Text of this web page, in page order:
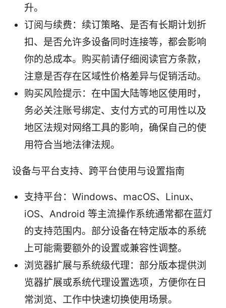
升。
订阅与续费：续订策略、是否有长期计划折
扣、是否允许多设备同时连接等，都会影响
你的总成本。购买前请仔细阅读官方条款，
注意是否存在区域性价格差异与促销活动。
购买风险提示：在中国大陆等地区使用时，
务必关注账号绑定、支付方式的可用性以及
地区法规对网络工具的影响，确保自己的使
用符合当地法律法规。
设备与平台支持、跨平台使用与设置指南
支持平台：Windows、macOS、Linux、
iOS、Android 等主流操作系统通常都在蓝灯
的支持范围内。部分设备在特定版本的系统
上可能需要额外的设置或兼容性调整。
浏览器扩展与系统级代理：部分版本提供浏
览器扩展或系统代理设置选项，方便你在日
常浏览、工作中快速切换使用场景。